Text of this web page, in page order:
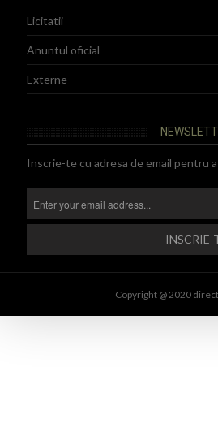
Licitatii
Anuntul oficial
Externe
Inscrie-te cu adresa de email pentru
Copyright @ 2020